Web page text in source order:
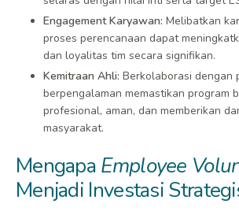
Engagement Karyawan: Melibatkan
proses perencanaan dapat
dan loyalitas tim secara signifikan.
Kemitraan Ahli: Berkolaborasi dengan
berpengalaman memastikan program
profesional, aman, dan memberikan
masyarakat.
Mengapa Employee
Menjadi Investasi